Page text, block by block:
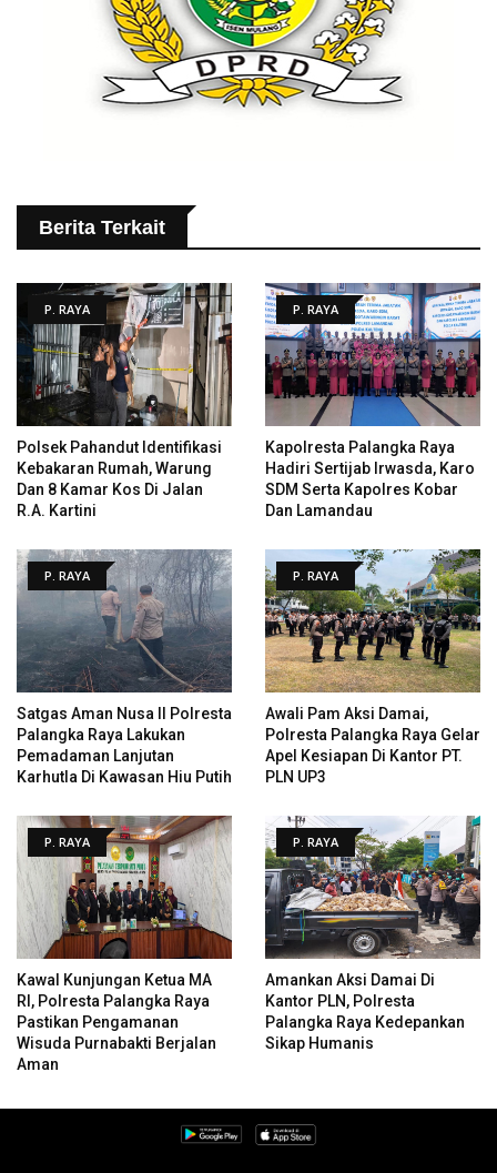
Berita Terkait
P. RAYA
Polsek Pahandut Identifikasi
Kebakaran Rumah, Warung
Dan 8 Kamar Kos Di Jalan
R.A. Kartini
P. RAYA
Kapolresta Palangka Raya
Hadiri Sertijab Irwasda, Karo
SDM Serta Kapolres Kobar
Dan Lamandau
P. RAYA
Satgas Aman Nusa II Polresta
Palangka Raya Lakukan
Pemadaman Lanjutan
Karhutla Di Kawasan Hiu Putih
P. RAYA
Awali Pam Aksi Damai,
Polresta Palangka Raya Gelar
Apel Kesiapan Di Kantor PT.
PLN UP3
P. RAYA
Kawal Kunjungan Ketua MA
RI, Polresta Palangka Raya
Pastikan Pengamanan
Wisuda Purnabakti Berjalan
Aman
P. RAYA
Amankan Aksi Damai Di
Kantor PLN, Polresta
Palangka Raya Kedepankan
Sikap Humanis